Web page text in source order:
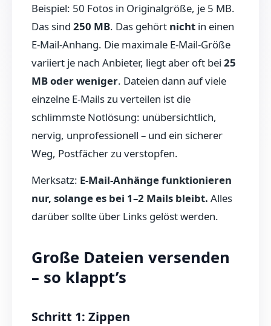
Beispiel: 50 Fotos in Originalgröße, je 5 MB.
Das sind 250 MB. Das gehört nicht in einen
E-Mail-Anhang. Die maximale E-Mail-Größe
variiert je nach Anbieter, liegt aber oft bei 25
MB oder weniger. Dateien dann auf viele
einzelne E-Mails zu verteilen ist die
schlimmste Notlösung: unübersichtlich,
nervig, unprofessionell – und ein sicherer
Weg, Postfächer zu verstopfen.
Merksatz: E-Mail-Anhänge funktionieren
nur, solange es bei 1–2 Mails bleibt. Alles
darüber sollte über Links gelöst werden.
Große Dateien versenden
– so klappt’s
Schritt 1: Zippen